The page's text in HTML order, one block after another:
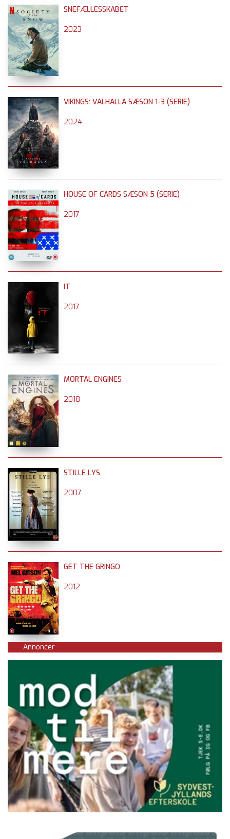
SNEFÆLLESSKABET
2023
VIKINGS: VALHALLA SÆSON 1-3 (SERIE)
2024
HOUSE OF CARDS SÆSON 5 (SERIE)
2017
IT
2017
MORTAL ENGINES
2018
STILLE LYS
2007
GET THE GRINGO
2012
Annoncer